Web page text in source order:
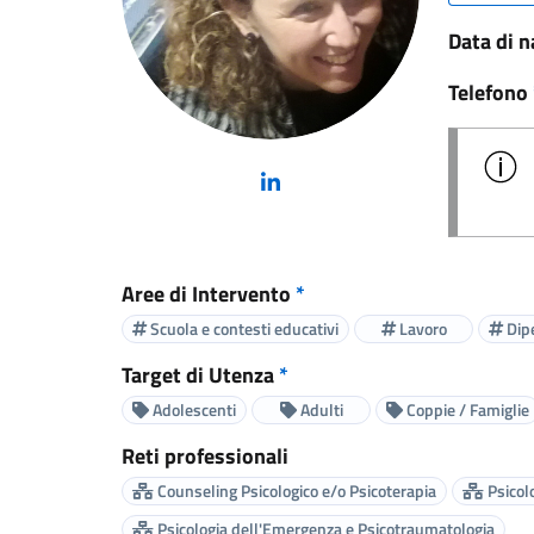
(nuova scheda - new tab)
Data di
Telefono
Aree di Intervento *
Scuola e contesti educativi Lavoro
Target di Utenza*
Adolescenti Adulti Coppie / Famiglie
Reti professionali
Counseling Psicologico e/o Psicoterapia
Psicologia dell'Emergenza e Psicotraumatologia